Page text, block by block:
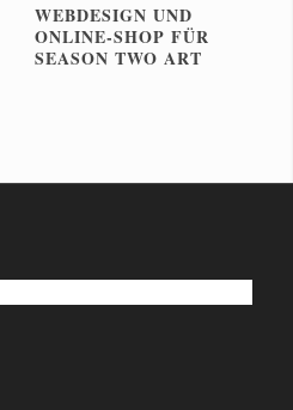
WEBDESIGN UND
ONLINE-SHOP FÜR
SEASON TWO ART